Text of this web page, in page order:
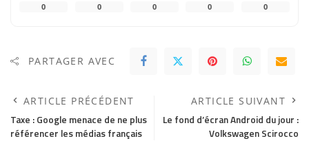
0 0 0 0 0
PARTAGER AVEC
ARTICLE PRÉCÉDENT
Taxe : Google menace de ne plus
référencer les médias français
ARTICLE SUIVANT
Le fond d’écran Android du jour :
Volkswagen Scirocco